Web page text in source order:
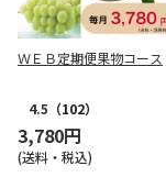
ＷＥＢ定期便果物コース
4.5 （102）
3,780円
(送料・税込)